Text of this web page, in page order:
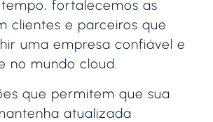
fortalecemos as
clientes e parceiros que
uma empresa confiável e
no mundo cloud.
que permitem que sua
atualizada